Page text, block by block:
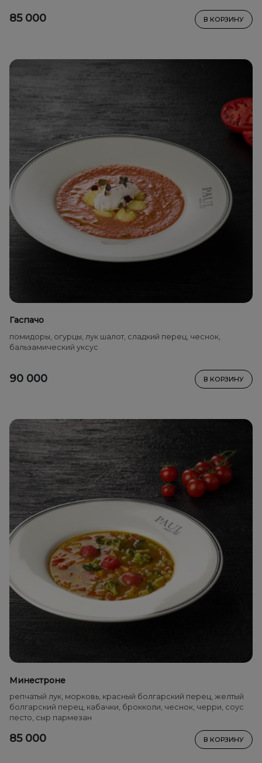
85 000 В КОРЗИНУ
Гаспачо
помидоры, огурцы, лук шалот, сладкий перец, чеснок,
бальзамический уксус
90 000 В КОРЗИНУ
Минестроне
репчатый лук, морковь, красный болгарский перец, желтый
болгарский перец, кабачки, брокколи, чеснок, черри, соус
песто, сыр пармезан
85 000 В КОРЗИНУ